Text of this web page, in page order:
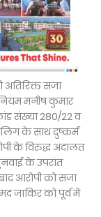
अतिरिक्त सजा
मनीष कुमार
संख्या 280/22 व
के साथ दुष्कर्म
के विरुद्ध अदालत
के उपरांत
आरोपी को सजा
जाकिर को पूर्व में